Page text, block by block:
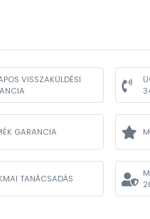
VISSZAKÜLDÉSI
GARANCIA
TANÁCSADÁS